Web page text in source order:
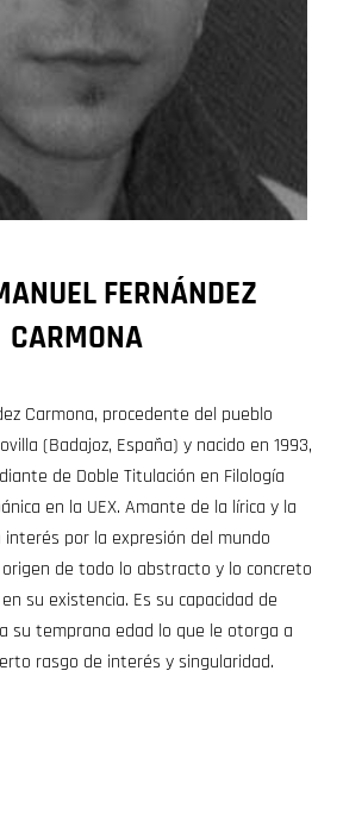
FERNÁNDEZ
CARMONA
Carmona, procedente del pueblo
(Badajoz, España) y nacido en 1993,
de Doble Titulación en Filología
en la UEX. Amante de la lírica y la
por la expresión del mundo
de todo lo abstracto y lo concreto
su existencia. Es su capacidad de
su temprana edad lo que le otorga a
rasgo de interés y singularidad.